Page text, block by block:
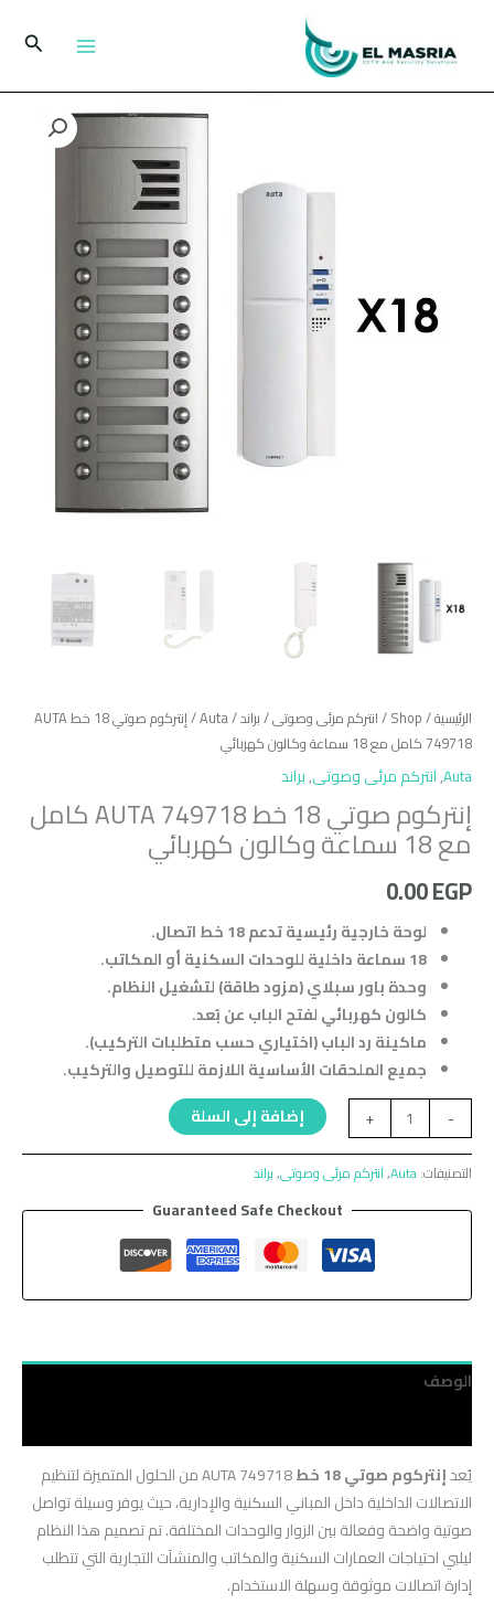
المحتوى
البحث
الرئيسية/
Shop
/انتركم مرئى وصوتى/براند/
Auta
/ إنتركوم صوتي 18 خط AUTA
749718 كامل مع 18 سماعة وكالون كهربائي
Auta
,انتركم مرئى وصوتى,براند
إنتركوم صوتي 18 خط AUTA 749718 كامل
مع 18 سماعة وكالون كهربائي
0.00EGP
لوحة خارجية رئيسية تدعم 18 خط اتصال.
18 سماعة داخلية للوحدات السكنية أو المكاتب.
وحدة باور سبلاي (مزود طاقة) لتشغيل النظام.
كالون كهربائي لفتح الباب عن بُعد.
ماكينة رد الباب (اختياري حسب متطلبات التركيب).
جميع الملحقات الأساسية اللازمة للتوصيل والتركيب.
-
+ إضافة إلى السلة
التصنيفات:Auta
,انتركم مرئى وصوتى,براند
Guaranteed Safe Checkout
الوصف
يُعدإنتركوم صوتي 18 خط
AUTA 749718 من الحلول المتميزة لتنظيم
الاتصالات الداخلية داخل المباني السكنية والإدارية، حيث يوفر وسيلة تواصل
صوتية واضحة وفعالة بين الزوار والوحدات المختلفة. تم تصميم هذا النظام
ليلبي احتياجات العمارات السكنية والمكاتب والمنشآت التجارية التي تتطلب
إدارة اتصالات موثوقة وسهلة الاستخدام.